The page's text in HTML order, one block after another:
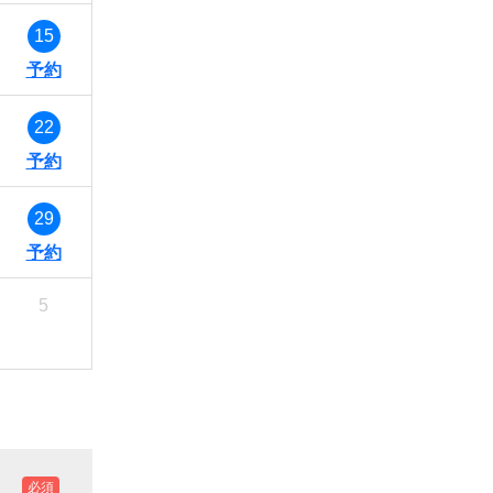
15
22
29
5
必須